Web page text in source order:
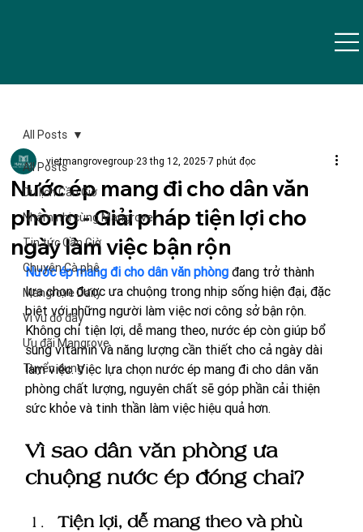
All Posts
Du lịch Cần Giờ
Nhâm nhi cùng Mangrove
Tin tức Cần Giờ
Chuyện Cà phê
Mangrove Daily
Vi vu đó đây
Ưu đãi Mangrove
Tuyển dụng
All Posts
Nước ép mang đi cho dân văn
phòng - Giải pháp tiện lợi cho
ngày làm việc bận rộn
vietmangrovegroup 23 thg 12, 2025 7 phút đọc
Nước ép mang đi cho dân văn phòng đang trở thành
lựa chọn được ưa chuộng trong nhịp sống hiện đại, đặc
biệt với những người làm việc nơi công sở bận rộn.
Không chỉ tiện lợi, dễ mang theo, nước ép còn giúp bổ
sung vitamin và năng lượng cần thiết cho cả ngày dài
làm việc. Việc lựa chọn nước ép mang đi cho dân văn
phòng chất lượng, nguyên chất sẽ góp phần cải thiện
sức khỏe và tinh thần làm việc hiệu quả hơn.
Vì sao dân văn phòng ưa
chuộng nước ép đóng chai?
Tiện lợi, dễ mang theo và phù